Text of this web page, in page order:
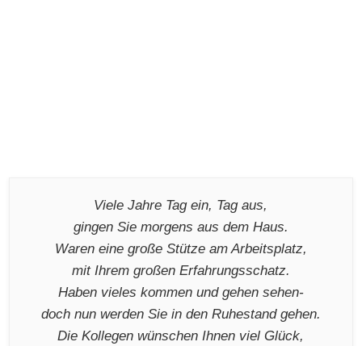
Viele Jahre Tag ein, Tag aus,
gingen Sie morgens aus dem Haus.
Waren eine große Stütze am Arbeitsplatz,
mit Ihrem großen Erfahrungsschatz.
Haben vieles kommen und gehen sehen-
doch nun werden Sie in den Ruhestand gehen.
Die Kollegen wünschen Ihnen viel Glück,